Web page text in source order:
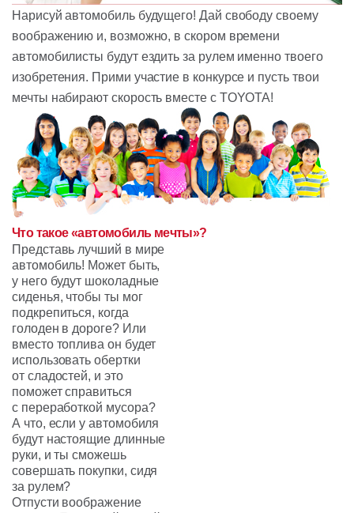
Нарисуй автомобиль будущего! Дай свободу своему
воображению и, возможно, в скором времени
автомобилисты будут ездить за рулем именно твоего
изобретения. Прими участие в конкурсе и пусть твои
мечты набирают скорость вместе с TOYOTA!
Что такое «автомобиль мечты»?
Представь лучший в мире
автомобиль! Может быть,
у него будут шоколадные
сиденья, чтобы ты мог
подкрепиться, когда
голоден в дороге? Или
вместо топлива он будет
использовать обертки
от сладостей, и это
поможет справиться
с переработкой мусора?
А что, если у автомобиля
будут настоящие длинные
руки, и ты сможешь
совершать покупки, сидя
за рулем?
Отпусти воображение